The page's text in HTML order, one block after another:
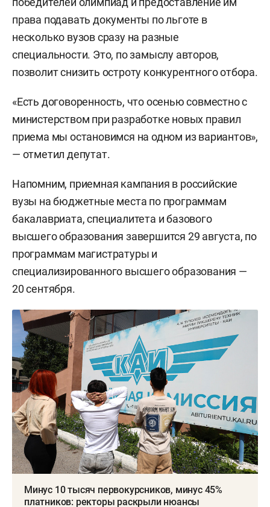
права подавать документы по льготе в
несколько вузов сразу на разные
специальности. Это, по замыслу авторов,
позволит снизить остроту конкурентного отбора.
«Есть договоренность, что осенью совместно с
министерством при разработке новых правил
приема мы остановимся на одном из вариантов»,
— отметил депутат.
Напомним, приемная кампания в российские
вузы на бюджетные места по программам
бакалавриата, специалитета и базового
высшего образования завершится 29 августа, по
программам магистратуры и
специализированного высшего образования —
20 сентября.
Минус 10 тысяч первокурсников, минус 45%
платников: ректоры раскрыли нюансы